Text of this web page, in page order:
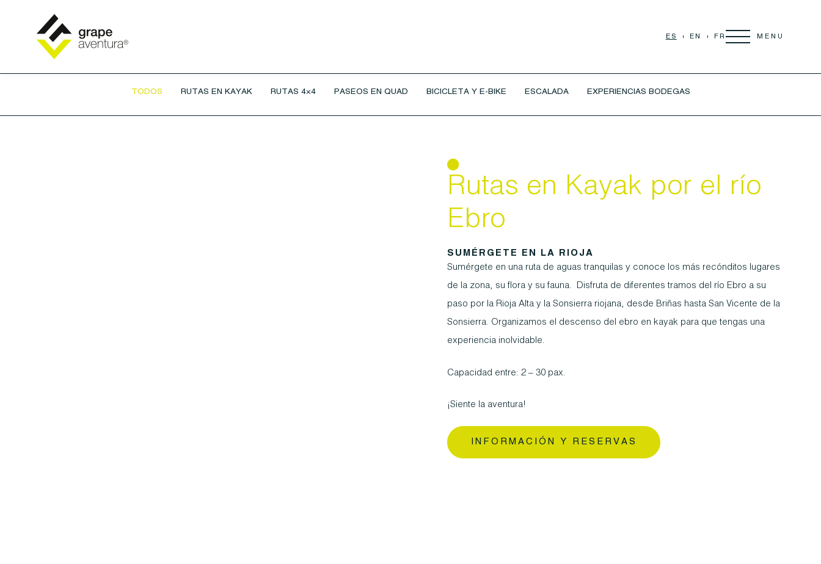
ES EN FR MENU
TODOS RUTAS EN KAYAK RUTAS 4×4 PASEOS EN QUAD BICICLETA Y E-BIKE ESCALADA EXPERIENCIAS BODEGAS
Rutas en Kayak por el río
Ebro
SUMÉRGETE EN LA RIOJA
Sumérgete en una ruta de aguas tranquilas y conoce los más recónditos lugares
de la zona, su flora y su fauna. Disfruta de diferentes tramos del río Ebro a su
paso por la Rioja Alta y la Sonsierra riojana, desde Briñas hasta San Vicente de la
Sonsierra. Organizamos el descenso del ebro en kayak para que tengas una
experiencia inolvidable.
Capacidad entre: 2 – 30 pax.
¡Siente la aventura!
INFORMACIÓN Y RESERVAS